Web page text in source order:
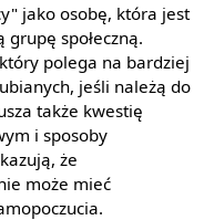
jako osobę, która jest
społeczną.
polega na bardziej
jeśli należą do
także kwestię
i sposoby
że
może mieć